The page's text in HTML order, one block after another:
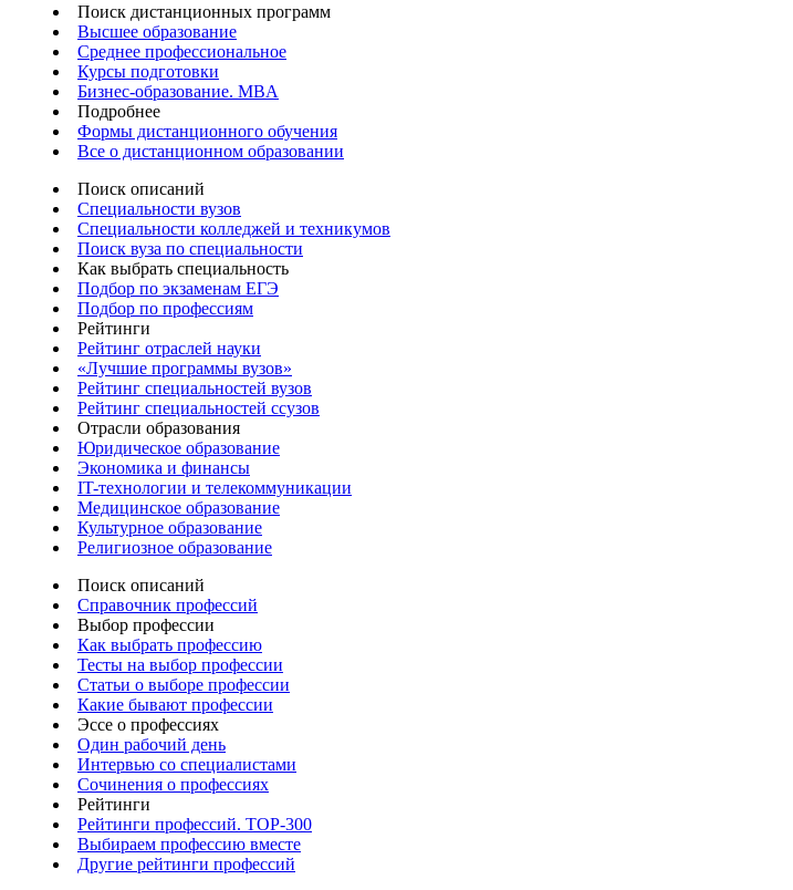
Поиск дистанционных программ
Высшее образование
Среднее профессиональное
Курсы подготовки
Бизнес-образование. MBA
Подробнее
Формы дистанционного обучения
Все о дистанционном образовании
Поиск описаний
Специальности вузов
Специальности колледжей и техникумов
Поиск вуза по специальности
Как выбрать специальность
Подбор по экзаменам ЕГЭ
Подбор по профессиям
Рейтинги
Рейтинг отраслей науки
«Лучшие программы вузов»
Рейтинг специальностей вузов
Рейтинг специальностей ссузов
Отрасли образования
Юридическое образование
Экономика и финансы
IT-технологии и телекоммуникации
Медицинское образование
Культурное образование
Религиозное образование
Поиск описаний
Справочник профессий
Выбор профессии
Как выбрать профессию
Тесты на выбор профессии
Статьи о выборе профессии
Какие бывают профессии
Эссе о профессиях
Один рабочий день
Интервью со специалистами
Сочинения о профессиях
Рейтинги
Рейтинги профессий. TOP-300
Выбираем профессию вместе
Другие рейтинги профессий